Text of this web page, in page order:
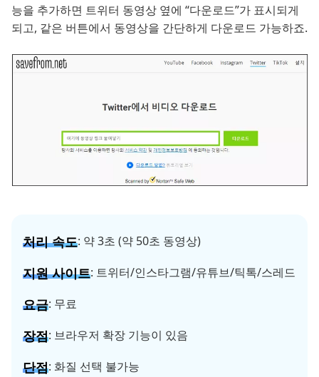
능을 추가하면 트위터 동영상 옆에 “다운로드”가 표시되게
되고, 같은 버튼에서 동영상을 간단하게 다운로드 가능하죠.
처리 속도: 약 3초 (약 50초 동영상)
지원 사이트: 트위터/인스타그램/유튜브/틱톡/스레드
요금: 무료
장점: 브라우저 확장 기능이 있음
단점: 화질 선택 불가능